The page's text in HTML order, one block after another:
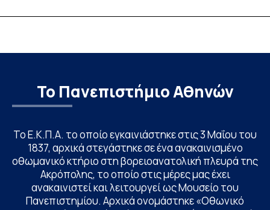
Το Πανεπιστήμιο Αθηνών
Το Ε.Κ.Π.Α. το οποίο εγκαινιάστηκε στις 3 Μαΐου του
1837, αρχικά στεγάστηκε σε ένα ανακαινισμένο
οθωμανικό κτήριο στη βορειοανατολική πλευρά της
Ακρόπολης, το οποίο στις μέρες μας έχει
ανακαινιστεί και λειτουργεί ως Μουσείο του
Πανεπιστημίου. Αρχικά ονομάστηκε «Οθωνικό